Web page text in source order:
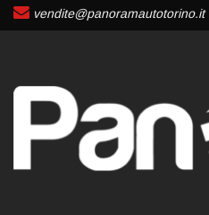
vendite@panoramautotorino.it